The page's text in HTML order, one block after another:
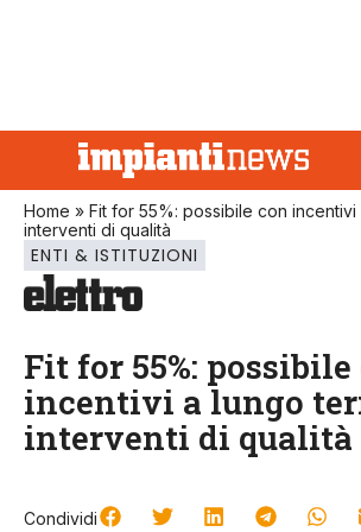
Home » Fit for 55%: possibile con
interventi di qualità
ENTI & ISTITUZIONI
Fit for 55%: possibile
incentivi a lungo
interventi di qualità
Condividi